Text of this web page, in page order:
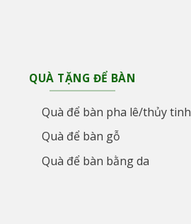
QUÀ TẶNG ĐỂ BÀN
Quà để bàn pha lê/thủy tinh
Quà để bàn gỗ
Quà để bàn bằng da